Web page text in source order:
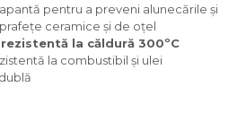
pentru a preveni alunecările și
ceramice și de oțel
la căldură 300ºC
la combustibil și ulei